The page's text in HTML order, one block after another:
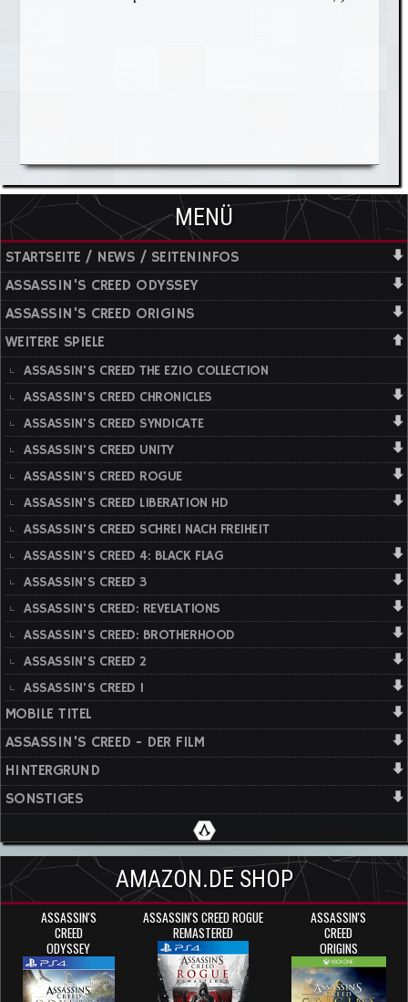
MENÜ
STARTSEITE / NEWS / SEITENINFOS
ASSASSIN'S CREED ODYSSEY
ASSASSIN'S CREED ORIGINS
WEITERE SPIELE
ASSASSIN'S CREED THE EZIO COLLECTION
ASSASSIN'S CREED CHRONICLES
ASSASSIN'S CREED SYNDICATE
ASSASSIN'S CREED UNITY
ASSASSIN'S CREED ROGUE
ASSASSIN'S CREED LIBERATION HD
ASSASSIN'S CREED SCHREI NACH FREIHEIT
ASSASSIN'S CREED 4: BLACK FLAG
ASSASSIN'S CREED 3
ASSASSIN'S CREED: REVELATIONS
ASSASSIN'S CREED: BROTHERHOOD
ASSASSIN'S CREED 2
ASSASSIN'S CREED 1
MOBILE TITEL
ASSASSIN'S CREED - DER FILM
HINTERGRUND
SONSTIGES
AMAZON.DE SHOP
ASSASSIN'S
CREED
ODYSSEY
ASSASSIN'S CREED ROGUE
REMASTERED
ASSASSIN'S
CREED
ORIGINS